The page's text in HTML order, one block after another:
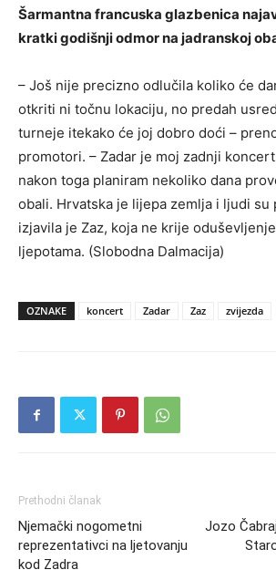
Šarmantna francuska glazbenica
kratki godišnji odmor na jadranskoj
– Još nije precizno odlučila koliko će
otkriti ni točnu lokaciju, no predah
turneje itekako će joj dobro doći –
promotori. – Zadar je moj zadnji
nakon toga planiram nekoliko dana
obali. Hrvatska je lijepa zemlja i ljudi
izjavila je Zaz, koja ne krije
ljepotama. (Slobodna Dalmacija)
OZNAKE koncert Zadar Zaz zvijezda
Prethodni članak
Njemački nogometni
reprezentativci na ljetovanju
kod Zadra
Jozo